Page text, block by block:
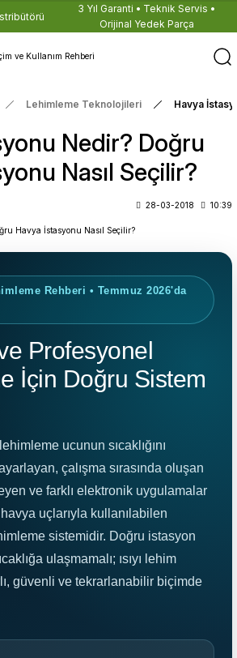
3 Yıl Garanti • Teknik Servis •
Orijinal Yedek Parça
Lehimleme Teknolojileri Havya
Nedir? Doğru
Nasıl Seçilir?
28-03-2018 10:39
Rehberi • Temmuz 2026'da
Profesyonel
İçin Doğru Sistem
ucunun sıcaklığını
çalışma sırasında oluşan
ve farklı elektronik uygulamalar
uçlarıyla kullanılabilen
sistemidir. Doğru istasyon
ulaşmamalı; ısıyı lehim
güvenli ve tekrarlanabilir biçimde